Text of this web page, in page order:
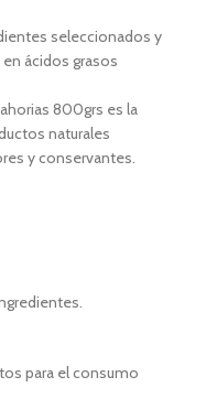
seleccionados y
ácidos grasos
800grs es la
naturales
y conservantes.
para el consumo